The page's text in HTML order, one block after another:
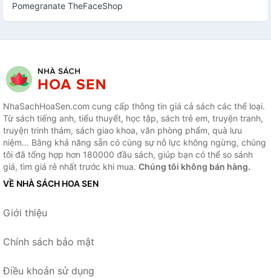
Pomegranate TheFaceShop
NhaSachHoaSen.com cung cấp thông tin giá cả sách các thể loại.
Từ sách tiếng anh, tiểu thuyết, học tập, sách trẻ em, truyện tranh,
truyện trinh thám, sách giao khoa, văn phòng phẩm, quà lưu
niệm... Bằng khả năng sẵn có cùng sự nỗ lực không ngừng, chúng
tôi đã tổng hợp hơn 180000 đầu sách, giúp bạn có thể so sánh
giá, tìm giá rẻ nhất trước khi mua. Chúng tôi không bán hàng.
VỀ NHÀ SÁCH HOA SEN
Giới thiệu
Chính sách bảo mật
Điều khoản sử dụng